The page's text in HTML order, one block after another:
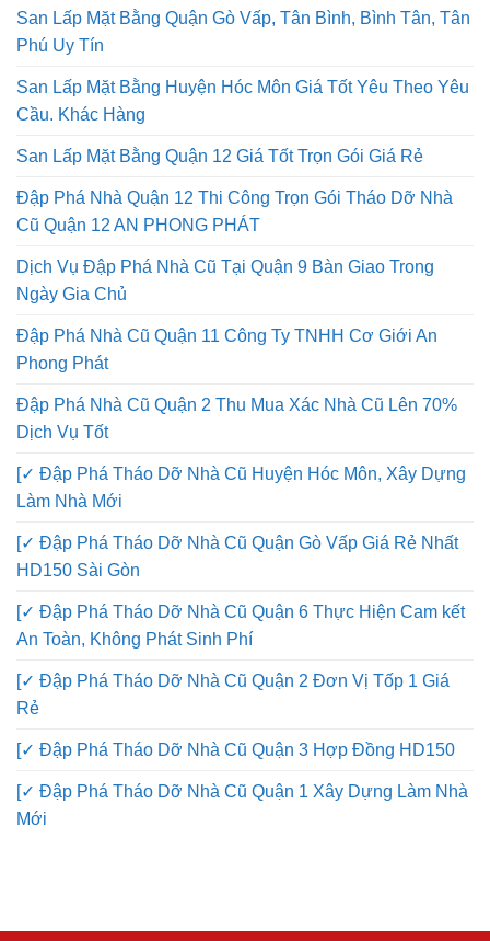
San Lấp Mặt Bằng Quận Gò Vấp, Tân Bình, Bình Tân, Tân
Phú Uy Tín
San Lấp Mặt Bằng Huyện Hóc Môn Giá Tốt Yêu Theo Yêu
Cầu. Khác Hàng
San Lấp Mặt Bằng Quận 12 Giá Tốt Trọn Gói Giá Rẻ
Đập Phá Nhà Quận 12 Thi Công Trọn Gói Tháo Dỡ Nhà
Cũ Quận 12 AN PHONG PHÁT
Dịch Vụ Đập Phá Nhà Cũ Tại Quận 9 Bàn Giao Trong
Ngày Gia Chủ
Đập Phá Nhà Cũ Quận 11 Công Ty TNHH Cơ Giới An
Phong Phát
Đập Phá Nhà Cũ Quận 2 Thu Mua Xác Nhà Cũ Lên 70%
Dịch Vụ Tốt
[✓ Đập Phá Tháo Dỡ Nhà Cũ Huyện Hóc Môn, Xây Dựng
Làm Nhà Mới
[✓ Đập Phá Tháo Dỡ Nhà Cũ Quận Gò Vấp Giá Rẻ Nhất
HD150 Sài Gòn
[✓ Đập Phá Tháo Dỡ Nhà Cũ Quận 6 Thực Hiện Cam kết
An Toàn, Không Phát Sinh Phí
[✓ Đập Phá Tháo Dỡ Nhà Cũ Quận 2 Đơn Vị Tốp 1 Giá
Rẻ
[✓ Đập Phá Tháo Dỡ Nhà Cũ Quận 3 Hợp Đồng HD150
[✓ Đập Phá Tháo Dỡ Nhà Cũ Quận 1 Xây Dựng Làm Nhà
Mới